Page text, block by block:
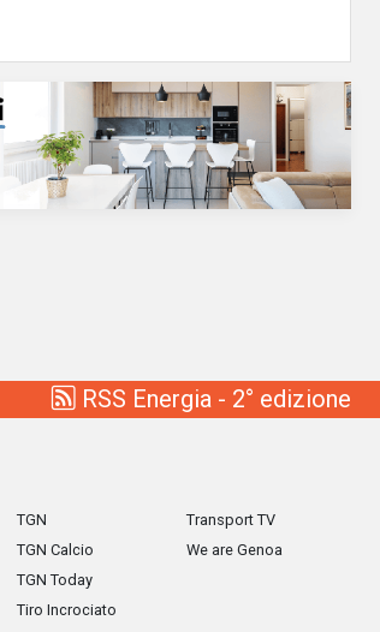
RSS Energia - 2° edizione
TGN
TGN Calcio
TGN Today
Tiro Incrociato
Transport TV
We are Genoa